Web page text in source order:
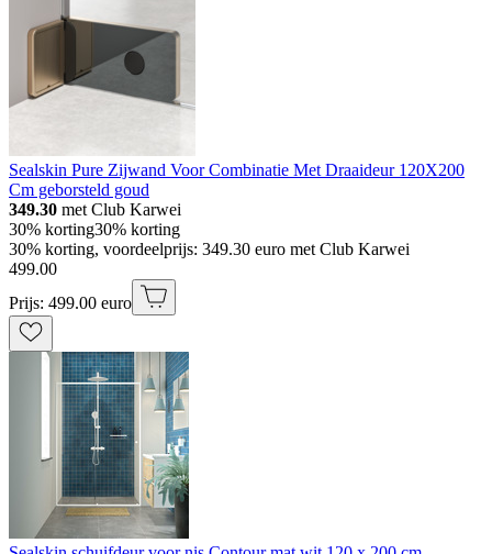
Sealskin Pure Zijwand Voor Combinatie Met Draaideur 120X200
Cm geborsteld goud
349.30 met Club Karwei
30% korting30% korting
30% korting, voordeelprijs: 349.30 euro met Club Karwei
499.00
Prijs: 499.00 euro